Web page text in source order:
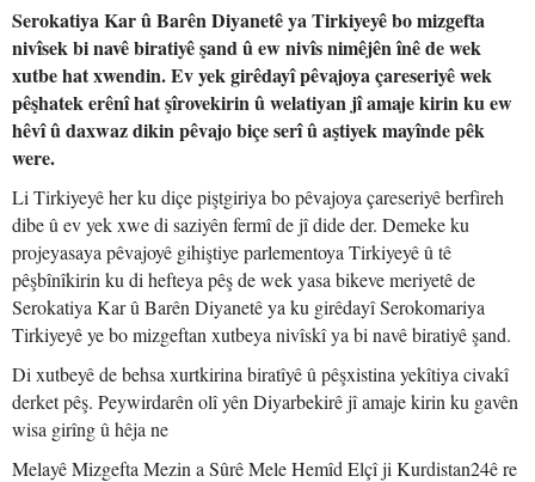
Serokatiya Kar û Barên Diyanetê ya Tirkiyeyê bo mizgefta
nivîsek bi navê biratiyê şand û ew nivîs nimêjên înê de wek
xutbe hat xwendin. Ev yek girêdayî pêvajoya çareseriyê wek
pêşhatek erênî hat şîrovekirin û welatiyan jî amaje kirin ku ew
hêvî û daxwaz dikin pêvajo biçe serî û aştiyek mayînde pêk
were.
Li Tirkiyeyê her ku diçe piştgiriya bo pêvajoya çareseriyê berfireh
dibe û ev yek xwe di saziyên fermî de jî dide der. Demeke ku
projeyasaya pêvajoyê gihiştiye parlementoya Tirkiyeyê û tê
pêşbînîkirin ku di hefteya pêş de wek yasa bikeve meriyetê de
Serokatiya Kar û Barên Diyanetê ya ku girêdayî Serokomariya
Tirkiyeyê ye bo mizgeftan xutbeya nivîskî ya bi navê biratiyê şand.
Di xutbeyê de behsa xurtkirina biratîyê û pêşxistina yekîtiya civakî
derket pêş. Peywirdarên olî yên Diyarbekirê jî amaje kirin ku gavên
wisa girîng û hêja ne
Melayê Mizgefta Mezin a Sûrê Mele Hemîd Elçî ji Kurdistan24ê re